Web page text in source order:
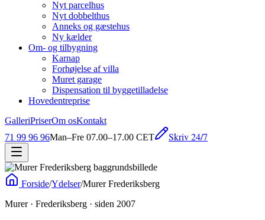
Nyt parcelhus
Nyt dobbelthus
Anneks og gæstehus
Ny kælder
Om- og tilbygning
Karnap
Forhøjelse af villa
Muret garage
Dispensation til byggetilladelse
Hovedentreprise
GalleriPriserOm osKontakt
71 99 96 96Man–Fre 07.00–17.00 CET Skriv 24/7
Forside/Ydelser/Murer Frederiksberg
Murer · Frederiksberg · siden 2007